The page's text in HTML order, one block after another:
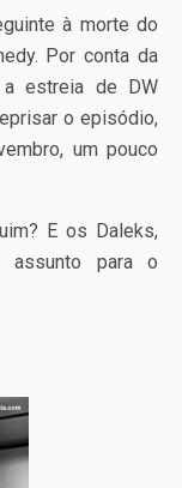
à morte do
Por conta da
a estreia de DW
o episódio,
um pouco
E os Daleks,
assunto para o